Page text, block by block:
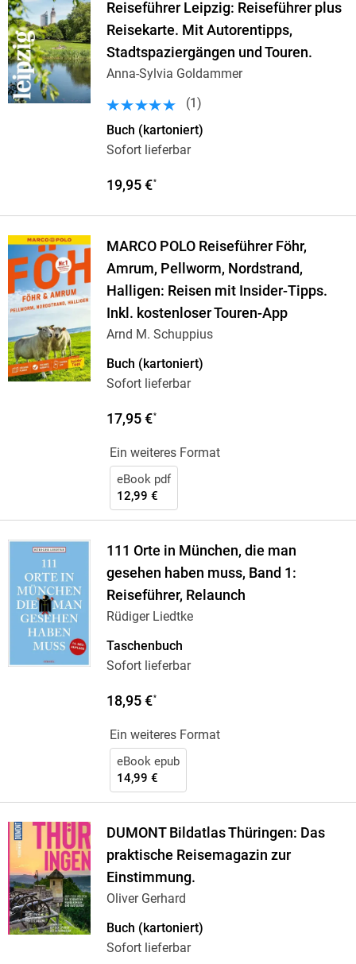
Reiseführer Leipzig: Reiseführer plus
Reisekarte. Mit Autorentipps,
Stadtspaziergängen und Touren.
Anna-Sylvia Goldammer
(1 )
Buch (kartoniert)
Sofort lieferbar
19,95 €*
MARCO POLO Reiseführer Föhr,
Amrum, Pellworm, Nordstrand,
Halligen: Reisen mit Insider-Tipps.
Inkl. kostenloser Touren-App
Arnd M. Schuppius
Buch (kartoniert)
Sofort lieferbar
17,95 €*
Ein weiteres Format
eBook pdf
12,99 €
111 Orte in München, die man
gesehen haben muss, Band 1:
Reiseführer, Relaunch
Rüdiger Liedtke
Taschenbuch
Sofort lieferbar
18,95 €*
Ein weiteres Format
eBook epub
14,99 €
DUMONT Bildatlas Thüringen: Das
praktische Reisemagazin zur
Einstimmung.
Oliver Gerhard
Buch (kartoniert)
Sofort lieferbar